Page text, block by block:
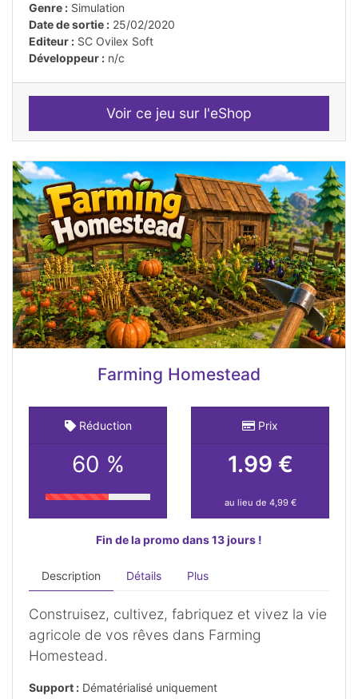
Genre : Simulation
Date de sortie : 25/02/2020
Editeur : SC Ovilex Soft
Développeur : n/c
Voir ce jeu sur l'eShop
Farming Homestead
Réduction
60 %
Prix
1.99 €
au lieu de 4,99 €
Fin de la promo dans 13 jours !
Description Détails Plus
Construisez, cultivez, fabriquez et vivez la vie
agricole de vos rêves dans Farming
Homestead.
Support : Dématérialisé uniquement